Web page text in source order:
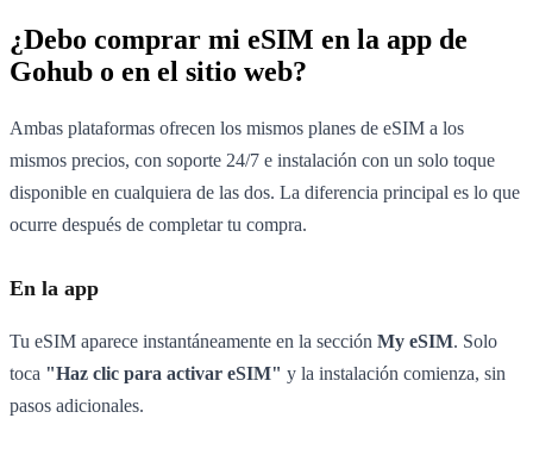
¿Debo comprar mi eSIM en la app de
Gohub o en el sitio web?
Ambas plataformas ofrecen los mismos planes de eSIM a los
mismos precios, con soporte 24/7 e instalación con un solo toque
disponible en cualquiera de las dos. La diferencia principal es lo que
ocurre después de completar tu compra.
En la app
Tu eSIM aparece instantáneamente en la sección My eSIM. Solo
toca "Haz clic para activar eSIM" y la instalación comienza, sin
pasos adicionales.